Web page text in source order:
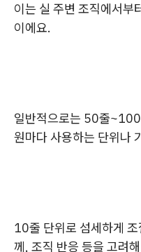
이는 실 주변 조직에서부
이에요.
일반적으로는 50줄
원마다 사용하는 단위나
10줄 단위로 섬세하게
께, 조직 반응 등을 고려